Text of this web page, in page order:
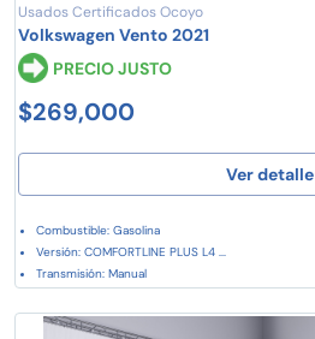
Usados Certificados Ocoyo
Volkswagen Vento 2021
PRECIO JUSTO
$269,000
Ver detalle
Combustible: Gasolina
Versión: COMFORTLINE PLUS L4 ...
Transmisión: Manual